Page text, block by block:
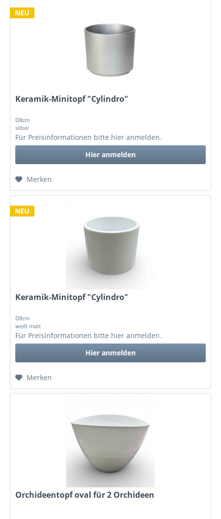
NEU
Keramik-Minitopf "Cylindro"
D8cm
silber
Für Preisinformationen bitte hier anmelden.
Hier anmelden
Merken
NEU
Keramik-Minitopf "Cylindro"
D8cm
weiß matt
Für Preisinformationen bitte hier anmelden.
Hier anmelden
Merken
Orchideentopf oval für 2 Orchideen